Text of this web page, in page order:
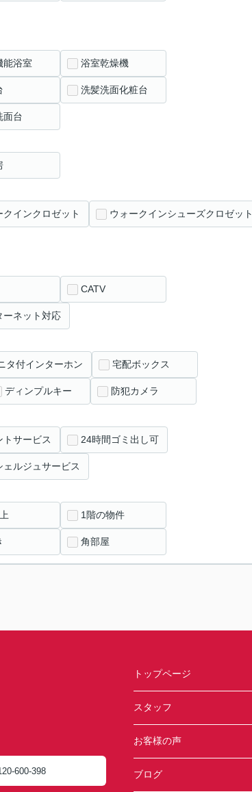
能浴室 浴室乾燥機
洗髪洗面化粧台
面台
クインクロゼット ウォークインシューズクロゼット
CATV
ーネット対応
タ付インターホン 宅配ボックス
ディンプルキー 防犯カメラ
トサービス 24時間ゴミ出し可
ェルジュサービス
1階の物件
角部屋
600-398
トップページ
スタッフ
お客様の声
ブログ